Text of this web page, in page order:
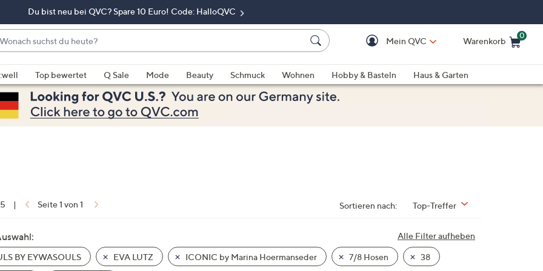
Du bist neu bei QVC? Spare 10 Euro! Code: HalloQVC
Mein QVC Warenkorb
0
Top bewertet Q Sale Mode Beauty Schmuck Wohnen Hobby & Basteln
Haus & Garten
| Seite 1 von 1 Sortieren nach: Top-Treffer
Alle Filter aufheben
BY EYWASOULS EVA LUTZ ICONIC by Marina Hoermanseder 7/8 Hosen 38